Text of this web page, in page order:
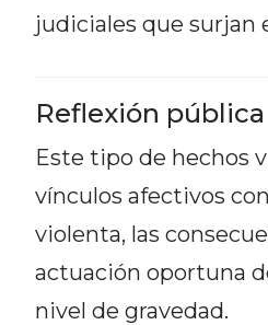
INFOPBA
NORTE
HOY
PERGAMINO
NOTICIAS
ROJAS
judiciales que surjan
Reflexión pública
Este tipo de hechos
vínculos afectivos
violenta, las
actuación oportuna
nivel de gravedad.